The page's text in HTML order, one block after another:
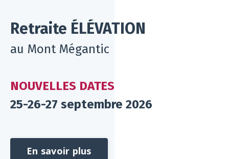
Retraite ÉLÉVATION
au Mont Mégantic
NOUVELLES DATES
25-26-27 septembre 2026
En savoir plus